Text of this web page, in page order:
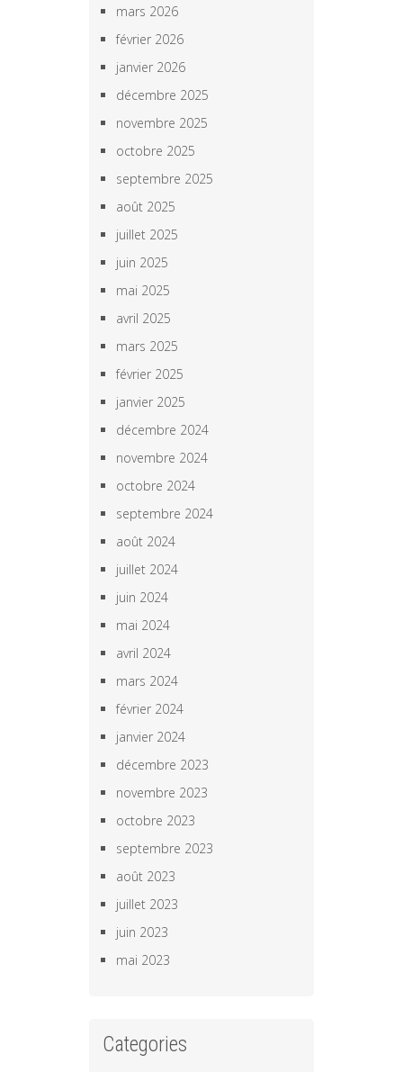
mars 2026
février 2026
janvier 2026
décembre 2025
novembre 2025
octobre 2025
septembre 2025
août 2025
juillet 2025
juin 2025
mai 2025
avril 2025
mars 2025
février 2025
janvier 2025
décembre 2024
novembre 2024
octobre 2024
septembre 2024
août 2024
juillet 2024
juin 2024
mai 2024
avril 2024
mars 2024
février 2024
janvier 2024
décembre 2023
novembre 2023
octobre 2023
septembre 2023
août 2023
juillet 2023
juin 2023
mai 2023
Categories